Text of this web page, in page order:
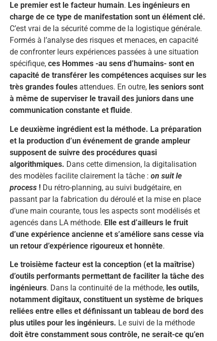
Le premier est le facteur humain. Les ingénieurs en
charge de ce type de manifestation sont un élément clé.
C’est vrai de la sécurité comme de la logistique générale.
Formés à l’analyse des risques et menaces, en capacité
de confronter leurs expériences passées à une situation
spécifique, ces Hommes -au sens d’humains- sont en
capacité de transférer les compétences acquises sur les
très grandes foules attendues. En outre, les seniors sont
à même de superviser le travail des juniors dans une
communication constante et fluide.
Le deuxième ingrédient est la méthode. La préparation
et la production d’un événement de grande ampleur
supposent de suivre des procédures quasi
algorithmiques. Dans cette dimension, la digitalisation
des modèles facilite clairement la tâche : on suit le
process ! Du rétro-planning, au suivi budgétaire, en
passant par la fabrication du déroulé et la mise en place
d’une main courante, tous les aspects sont modélisés et
agencés dans LA méthode. Elle est d’ailleurs le fruit
d’une expérience ancienne et s’améliore sans cesse via
un retour d’expérience rigoureux et honnête.
Le troisième facteur est la conception (et la maîtrise)
d’outils performants permettant de faciliter la tâche des
ingénieurs. Dans la continuité de la méthode, les outils,
notamment digitaux, constituent un système de briques
reliées entre elles et définissant un tableau de bord des
plus utiles pour les ingénieurs. Le suivi de la méthode
doit être constamment sous contrôle, ne serait-ce qu’en